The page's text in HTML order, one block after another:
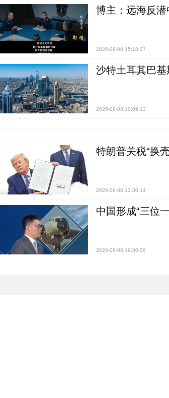
博主：远海反
2026-08-08 15:10:37
沙特土耳其巴
2026-08-08 10:09:13
特朗普关税“换
2026-08-08 13:30:14
中国形成“三位
2026-08-08 19:30:09